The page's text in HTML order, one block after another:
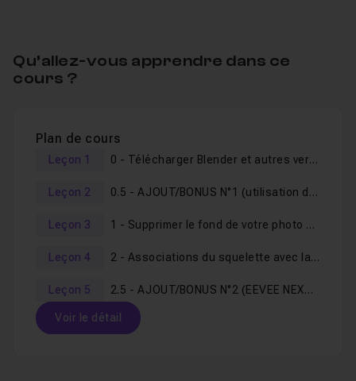
Qu’allez-vous apprendre dans ce
cours ?
Plan de cours
Leçon 1 0 - Télécharger Blender et autres versions expérimentales
Leçon 2 0.5 - AJOUT/BONUS N°1 (utilisation de l'outil couteau) utile pour la suite de la formation (01/2024)
Leçon 3 1 - Supprimer le fond de votre photo et enchaînons sur Blender 4 jusqu'à l'armature
Leçon 4 2 - Associations du squelette avec la photo, os souple avec gestion de la rigidité et animations.
Leçon 5 2.5 - AJOUT/BONUS N°2 (EEVEE NEXT et rebond de lumière) Améliorez vos rendus
Voir le détail